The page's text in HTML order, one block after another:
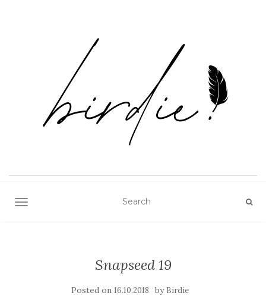
TOGGLE NAVIGATION
Snapseed 19
Posted on 16.10.2018 by Birdie